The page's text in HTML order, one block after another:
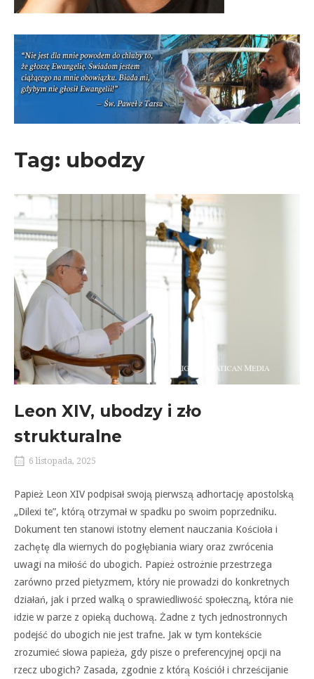
Tag: ubodzy
Leon XIV, ubodzy i zło
strukturalne
6 listopada, 2025
Papież Leon XIV podpisał swoją pierwszą adhortację apostolską
„Dilexi te”, którą otrzymał w spadku po swoim poprzedniku.
Dokument ten stanowi istotny element nauczania Kościoła i
zachętę dla wiernych do pogłębiania wiary oraz zwrócenia
uwagi na miłość do ubogich. Papież ostrożnie przestrzega
zarówno przed pietyzmem, który nie prowadzi do konkretnych
działań, jak i przed walką o sprawiedliwość społeczną, która nie
idzie w parze z opieką duchową. Żadne z tych jednostronnych
podejść do ubogich nie jest trafne. Jak w tym kontekście
zrozumieć słowa papieża, gdy pisze o preferencyjnej opcji na
rzecz ubogich? Zasada, zgodnie z którą Kościół i chrześcijanie